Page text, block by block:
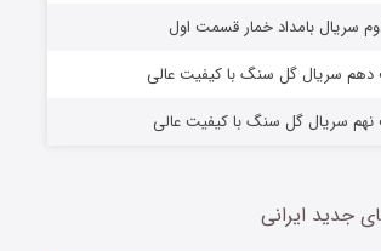
سریال بامداد خمار قسمت اول
دهم سریال گل سنگ با کیفیت عالی
نهم سریال گل سنگ با کیفیت عالی
جدید ایرانی